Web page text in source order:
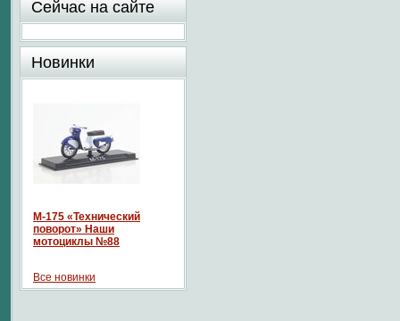
Сейчас на сайте
Новинки
М-175 «Технический
поворот» Наши
мотоциклы №88
Все новинки